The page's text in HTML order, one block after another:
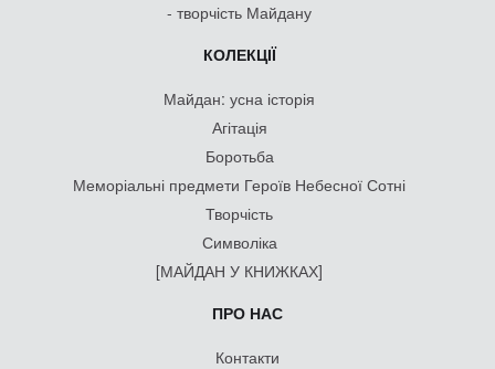
- творчість Майдану
КОЛЕКЦІЇ
Майдан: усна історія
Агітація
Боротьба
Меморіальні предмети Героїв Небесної Сотні
Творчість
Символіка
[МАЙДАН У КНИЖКАХ]
ПРО НАС
Контакти